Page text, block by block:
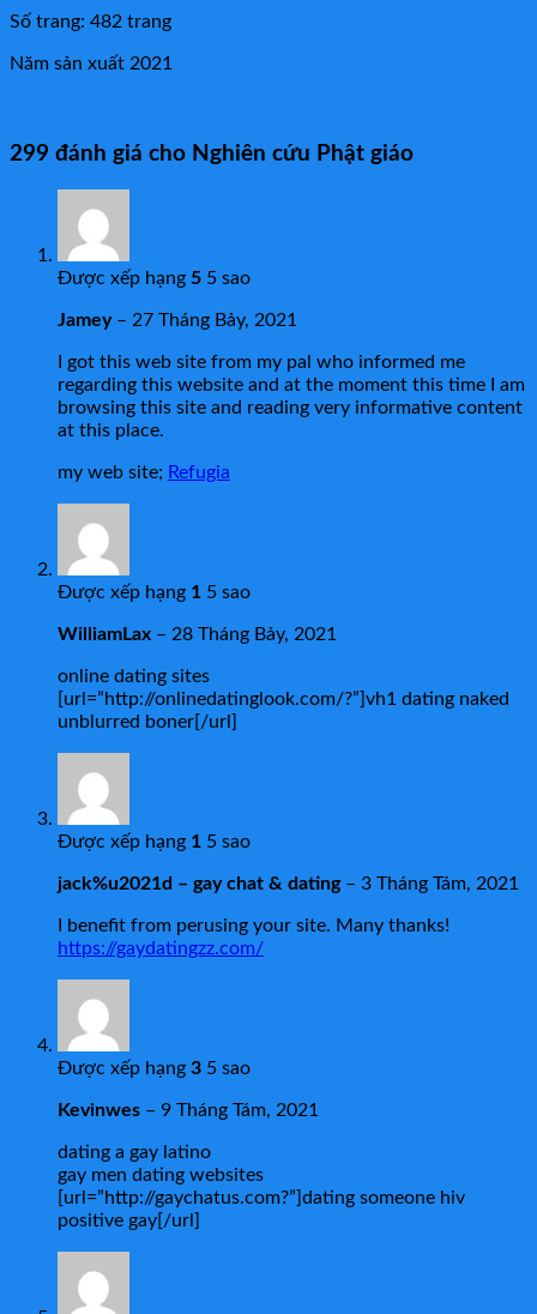
Số trang: 482 trang
Năm sản xuất 2021
299 đánh giá cho Nghiên cứu Phật giáo
Được xếp hạng 5 5 sao
Jamey – 27 Tháng Bảy, 2021
I got this web site from my pal who informed me
regarding this website and at the moment this time I am
browsing this site and reading very informative content
at this place.
my web site; Refugia
Được xếp hạng 1 5 sao
WilliamLax – 28 Tháng Bảy, 2021
online dating sites
[url=”http://onlinedatinglook.com/?”]vh1 dating naked
unblurred boner[/url]
Được xếp hạng 1 5 sao
jack%u2021d – gay chat & dating – 3 Tháng Tám, 2021
I benefit from perusing your site. Many thanks!
https://gaydatingzz.com/
Được xếp hạng 3 5 sao
Kevinwes – 9 Tháng Tám, 2021
dating a gay latino
gay men dating websites
[url=”http://gaychatus.com?”]dating someone hiv
positive gay[/url]